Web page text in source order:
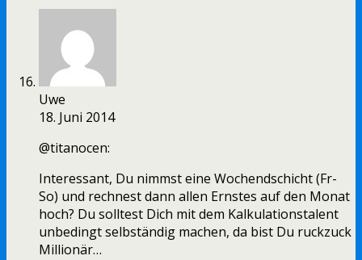
Uwe
18. Juni 2014
@titanocen:
Interessant, Du nimmst eine Wochendschicht (Fr-
So) und rechnest dann allen Ernstes auf den Monat
hoch? Du solltest Dich mit dem Kalkulationstalent
unbedingt selbständig machen, da bist Du ruckzuck
Millionär…